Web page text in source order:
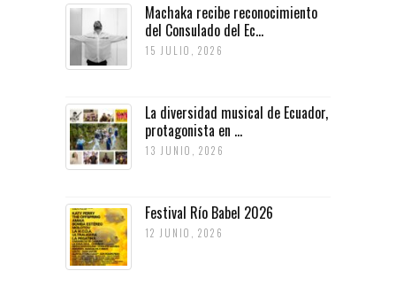
Machaka recibe reconocimiento
del Consulado del Ec...
15 JULIO, 2026
La diversidad musical de Ecuador,
protagonista en ...
13 JUNIO, 2026
Festival Río Babel 2026
12 JUNIO, 2026